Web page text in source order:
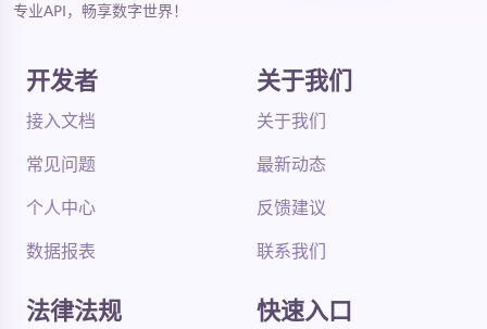
专业API，畅享数字世界！
开发者
接入文档
常见问题
个人中心
数据报表
关于我们
关于我们
最新动态
反馈建议
联系我们
法律法规 快速入口